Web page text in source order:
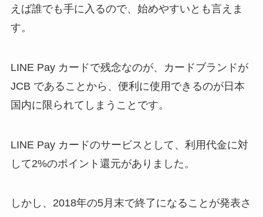
えば誰でも手に入るので、始めやすいとも言えま
す。
LINE Pay カードで残念なのが、カードブランドが
JCB であることから、便利に使用できるのが日本
国内に限られてしまうことです。
LINE Pay カードのサービスとして、利用代金に対
して2%のポイント還元がありました。
しかし、2018年の5月末で終了になることが発表さ